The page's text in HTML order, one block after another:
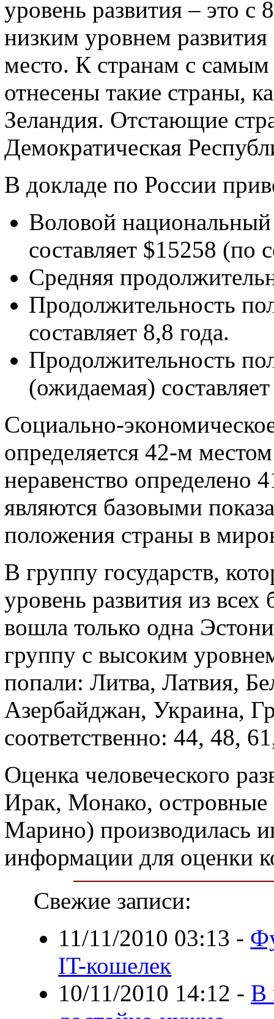
уровень развития – это
низким уровнем
место. К странам с
отнесены такие страны,
Зеландия. Отстающие
Демократическая
В докладе по России
Воловой
составляет $15258 (по
Средняя
Продолжительность
составляет 8,8 года.
Продолжительность
(ожидаемая)
Социально-
определяется 42-м
неравенство определено
являются базовыми
положения страны в
В группу государств,
уровень развития из
вошла только одна
группу с высоким
попали: Литва, Латвия,
Азербайджан, Украина,
соответственно: 44, 48,
Оценка человеческого
Ирак, Монако, островные
Марино) производилась
информации для оценки
Свежие записи:
11/11/2010 03:13 -
IT-кошелек
10/11/2010 14:12 - В